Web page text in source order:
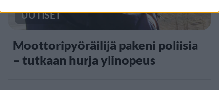
UUTISET
Moottoripyöräilijä pakeni poliisia
– tutkaan hurja ylinopeus